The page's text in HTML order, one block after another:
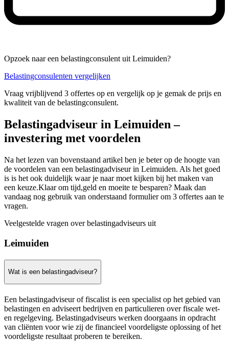
Opzoek naar een belastingconsulent uit Leimuiden?
Belastingconsulenten vergelijken
Vraag vrijblijvend 3 offertes op en vergelijk op je gemak de prijs en
kwaliteit van de belastingconsulent.
Belastingadviseur in Leimuiden –
investering met voordelen
Na het lezen van bovenstaand artikel ben je beter op de hoogte van
de voordelen van een belastingadviseur in Leimuiden. Als het goed
is is het ook duidelijk waar je naar moet kijken bij het maken van
een keuze.Klaar om tijd,geld en moeite te besparen? Maak dan
vandaag nog gebruik van onderstaand formulier om 3 offertes aan te
vragen.
Veelgestelde vragen over belastingadviseurs uit
Leimuiden
Wat is een belastingadviseur?
Een belastingadviseur of fiscalist is een specialist op het gebied van
belastingen en adviseert bedrijven en particulieren over fiscale wet-
en regelgeving. Belastingadviseurs werken doorgaans in opdracht
van cliënten voor wie zij de financieel voordeligste oplossing of het
voordeligste resultaat proberen te bereiken.